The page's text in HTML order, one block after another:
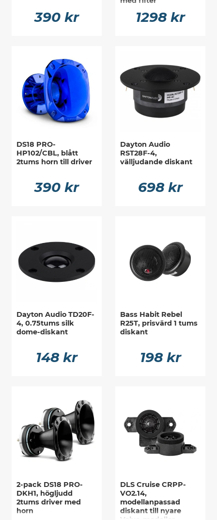
390 kr 1298 kr
DS18 PRO-
HP102/CBL, blått
2tums horn till driver
390 kr
Dayton Audio
RST28F-4,
välljudande diskant
698 kr
Dayton Audio TD20F-
4, 0.75tums silk
dome-diskant
148 kr
Bass Habit Rebel
R25T, prisvärd 1 tums
diskant
198 kr
2-pack DS18 PRO-
DKH1, högljudd
2tums driver med
horn
DLS Cruise CRPP-
VO2.14,
modellanpassad
diskant till nyare